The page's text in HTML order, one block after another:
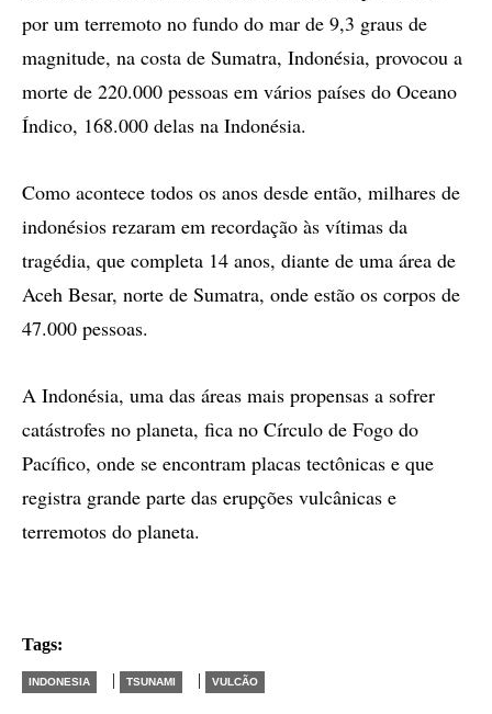
por um terremoto no fundo do mar de 9,3 graus de
magnitude, na costa de Sumatra, Indonésia, provocou a
morte de 220.000 pessoas em vários países do Oceano
Índico, 168.000 delas na Indonésia.
Como acontece todos os anos desde então, milhares de
indonésios rezaram em recordação às vítimas da
tragédia, que completa 14 anos, diante de uma área de
Aceh Besar, norte de Sumatra, onde estão os corpos de
47.000 pessoas.
A Indonésia, uma das áreas mais propensas a sofrer
catástrofes no planeta, fica no Círculo de Fogo do
Pacífico, onde se encontram placas tectônicas e que
registra grande parte das erupções vulcânicas e
terremotos do planeta.
Tags:
INDONESIA | TSUNAMI | VULCÃO